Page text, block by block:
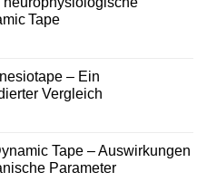
Tape
– Ein
Vergleich
Tape – Auswirkungen
Parameter